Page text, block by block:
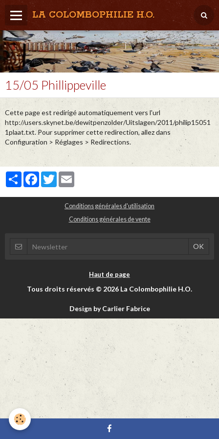
LA COLOMBOPHILIE H.O.
Home
Météo / Het weer
Lâcher / Los
Result. clubs, Provincial, (Inter)National
RFCB / KBDB
15/05 Phillippeville
Cette page est redirigé automatiquement vers l'url
http://users.skynet.be/dewitpenzolder/Uitslagen/2011/philip15051
1plaat.txt. Pour supprimer cette redirection, allez dans
Configuration > Réglages > Redirections.
PartagerFacebook
Twitter
Conditions générales d'utilisation
Conditions générales de vente
Haut de page
Tous droits réservés © 2026 La Colombophilie H.O.
Design by Carlier Fabrice